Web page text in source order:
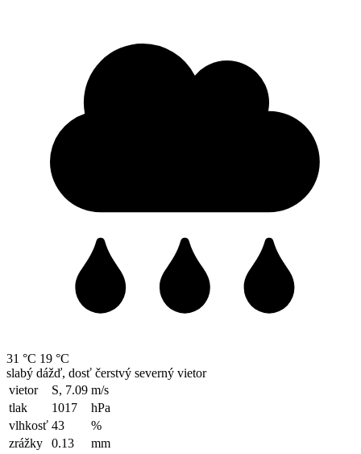
31 °C 19 °C
slabý dážď, dosť čerstvý severný vietor
vietor
S, 7.09 m/s
tlak
1017
hPa
vlhkosť 43
%
zrážky
0.13
mm